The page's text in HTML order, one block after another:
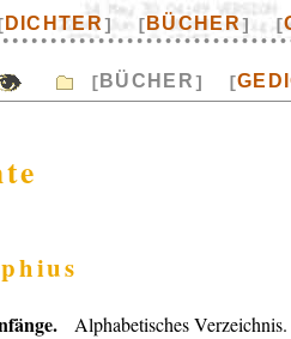
[ DICHTER] [ BÜCHER] [
[ BÜCHER] [
Alphabetisches Verzeichnis.